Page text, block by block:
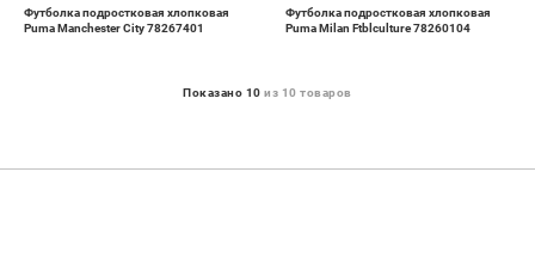
Футболка подростковая хлопковая
Puma Manchester City 78267401
Футболка подростковая хлопковая
Puma Milan Ftblculture 78260104
Показано 10 из 10 товаров